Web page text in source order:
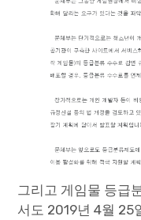
그리고 게임물 등급
서도 2019년 4월 25